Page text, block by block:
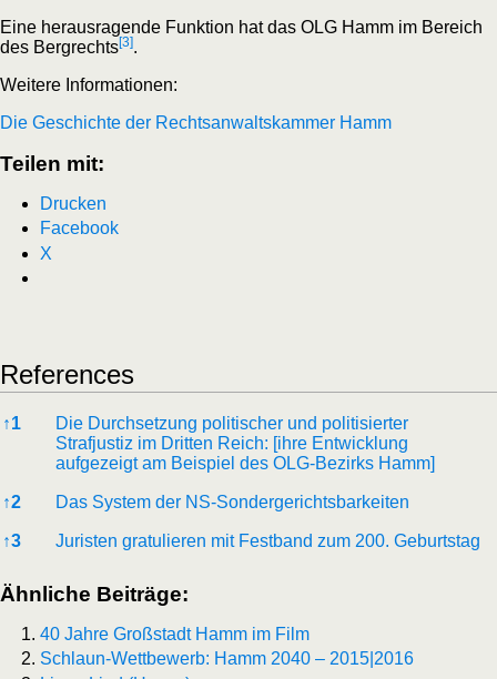
Eine herausragende Funktion hat das OLG Hamm im Bereich
des Bergrechts[3].
Weitere Informationen:
Die Geschichte der Rechtsanwaltskammer Hamm
Teilen mit:
Drucken
Facebook
X
References
References
↑1
Die Durchsetzung politischer und politisierter
Strafjustiz im Dritten Reich: [ihre Entwicklung
aufgezeigt am Beispiel des OLG-Bezirks Hamm]
↑2 Das System der NS-Sondergerichtsbarkeiten
↑3 Juristen gratulieren mit Festband zum 200. Geburtstag
Ähnliche Beiträge:
40 Jahre Großstadt Hamm im Film
Schlaun-Wettbewerb: Hamm 2040 – 2015|2016